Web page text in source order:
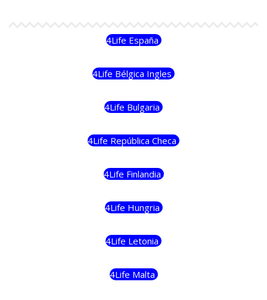
4Life España
4Life Bélgica Ingles
4Life Bulgaria
4Life República Checa
4Life Finlandia
4Life Hungria
4Life Letonia
4Life Malta